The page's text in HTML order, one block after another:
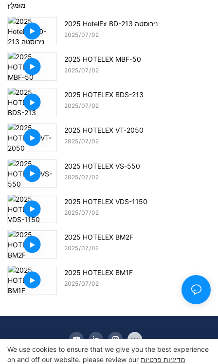
מוּמלָץ
2025 HotelEx BD-213 נירוסטה
2025 07 02
2025 HOTELEX MBF-50
2025 07 02
2025 HOTELEX BDS-213
2025 07 02
2025 HOTELEX VT-2050
2025 07 02
2025 HOTELEX VS-550
2025 07 02
2025 HOTELEX VDS-1150
2025 07 02
2025 HOTELEX BM2F
2025 07 02
2025 HOTELEX BM1F
2025 07 02
We use cookies to ensure that we give you the best experience
on and off our website. please review our מדיניות פרטיות